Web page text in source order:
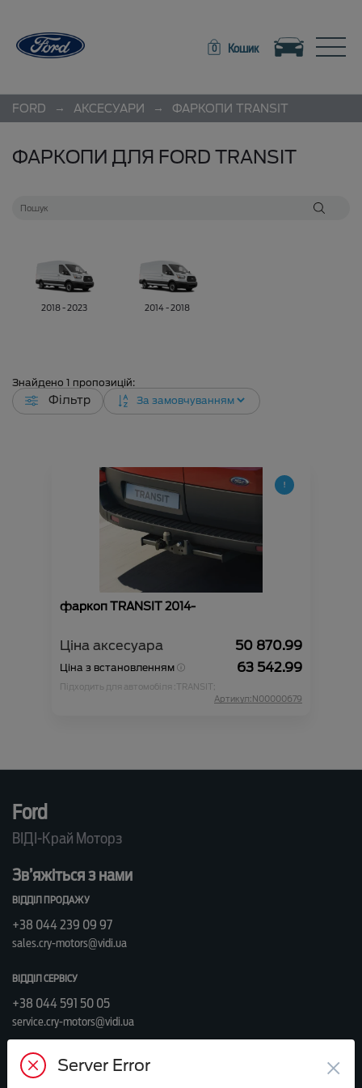
0 Кошик Toggle navigation
FORD → АКСЕСУАРИ → ФАРКОПИ TRANSIT
ФАРКОПИ ДЛЯ FORD TRANSIT
2018 - 2023 2014 - 2018
Знайдено 1 пропозицій:
Фільтр
фаркоп TRANSIT 2014-
Ціна аксесуара 50 870.99
Ціна з встановленням 63 542.99
Підходить для автомобіля :TRANSIT;
Артикул:N00000679
Ford
ВІДІ-Край Моторз
Зв’яжіться з нами
ВІДДІЛ ПРОДАЖУ
+38 044 239 09 97
sales.cry-motors@vidi.ua
ВІДДІЛ СЕРВІСУ
+38 044 591 50 05
service.cry-motors@vidi.ua
Або приїздіть до нас:
вул. Велика Кільцева, 60а
Server Error ×